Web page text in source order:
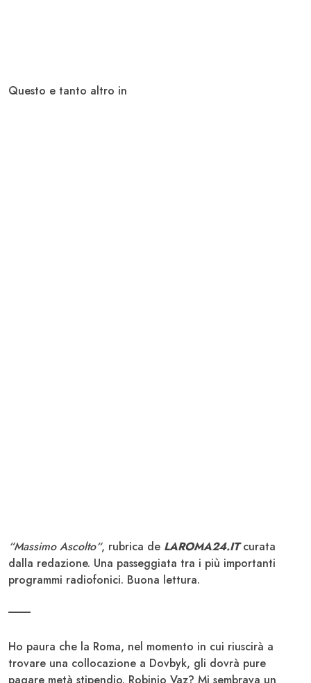
Questo e tanto altro in
“Massimo Ascolto“, rubrica de LAROMA24.ITcurata
dalla redazione. Una passeggiata tra i più importanti
programmi radiofonici. Buona lettura.
Ho paura che la Roma, nel momento in cui riuscirà a
trovare una collocazione a Dovbyk, gli dovrà pure
pagare metà stipendio. Robinio Vaz? Mi sembrava un